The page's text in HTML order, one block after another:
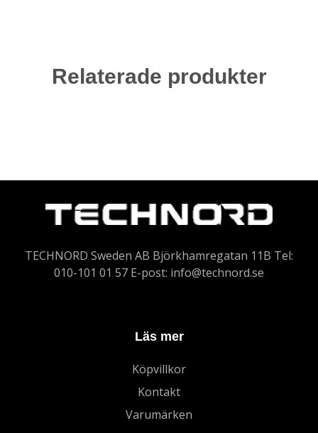
Relaterade produkter
TECHNORD Sweden AB Björkhamregatan 11B Tel:
010-101 01 57 E-post: info@technord.se
Läs mer
Köpvillkor
Kontakt
Varumärken